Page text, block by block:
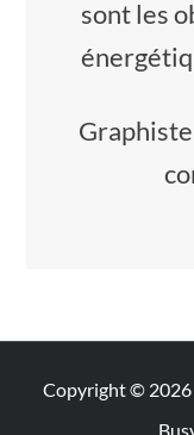
desont les
Graphiste
Copyright © 2026